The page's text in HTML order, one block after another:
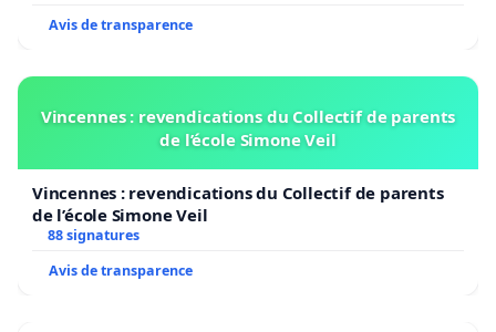
Avis de transparence
Vincennes : revendications du Collectif de parents
de l’école Simone Veil
Vincennes : revendications du Collectif de parents
de l’école Simone Veil
88 signatures
Avis de transparence